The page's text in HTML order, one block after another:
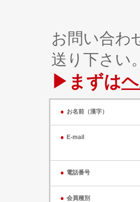
お問い合わ
送り下さい
▶まずは
● お名前（漢字）
● E-mail
● 電話番号
● 会員種別